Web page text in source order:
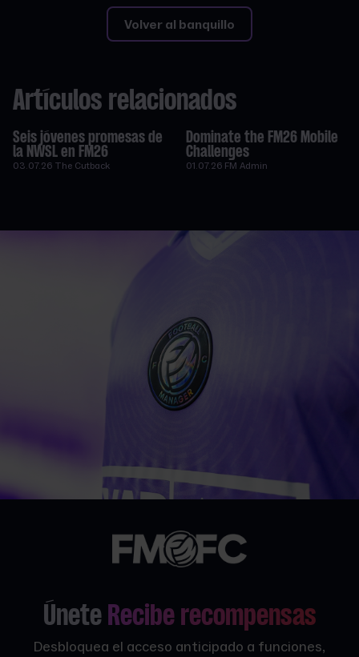
Volver al banquillo
Artículos relacionados
Seis jóvenes promesas de
la NWSL en FM26
03.07.26 The Cutback
Dominate the FM26 Mobile
Challenges
01.07.26 FM Admin
Únete Recibe recompensas
Desbloquea el acceso anticipado a funciones,